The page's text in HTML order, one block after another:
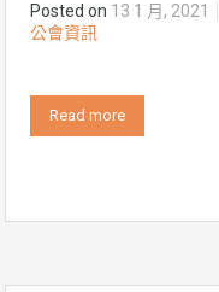
Posted on 13 1 月, 2021
公會資訊
Read more